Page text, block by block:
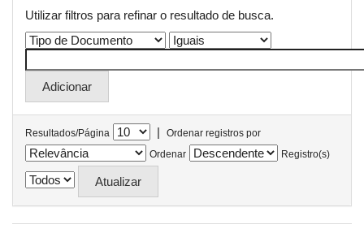
Utilizar filtros para refinar o resultado de busca.
Resultados/Página |
Ordenar registros por
Ordenar
Registro(s)